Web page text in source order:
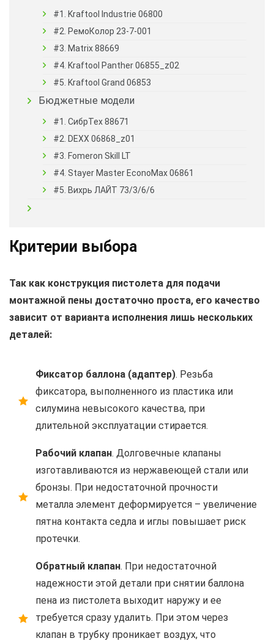
#1. Kraftool Industrie 06800
#2. РемоКолор 23-7-001
#3. Matrix 88669
#4. Kraftool Panther 06855_z02
#5. Kraftool Grand 06853
Бюджетные модели
#1. СибрТех 88671
#2. DEXX 06868_z01
#3. Fomeron Skill LT
#4. Stayer Master EconoMax 06861
#5. Вихрь ЛАЙТ 73/3/6/6
Критерии выбора
Так как конструкция пистолета для подачи
монтажной пены достаточно проста, его качество
зависит от варианта исполнения лишь нескольких
деталей:
Фиксатор баллона (адаптер). Резьба
фиксатора, выполненного из пластика или
силумина невысокого качества, при
длительной эксплуатации стирается.
Рабочий клапан. Долговечные клапаны
изготавливаются из нержавеющей стали или
бронзы. При недостаточной прочности
металла элемент деформируется – увеличение
пятна контакта седла и иглы повышает риск
протечки.
Обратный клапан. При недостаточной
надежности этой детали при снятии баллона
пена из пистолета выходит наружу и ее
требуется сразу удалить. При этом через
клапан в трубку проникает воздух, что